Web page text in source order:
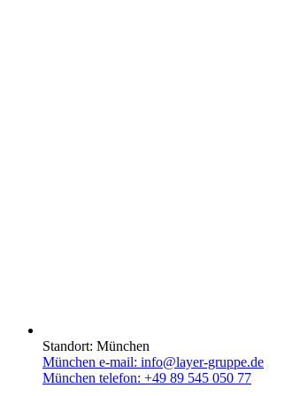
Standort: München
München e-mail: info@layer-gruppe.de
München telefon: +49 89 545 050 77